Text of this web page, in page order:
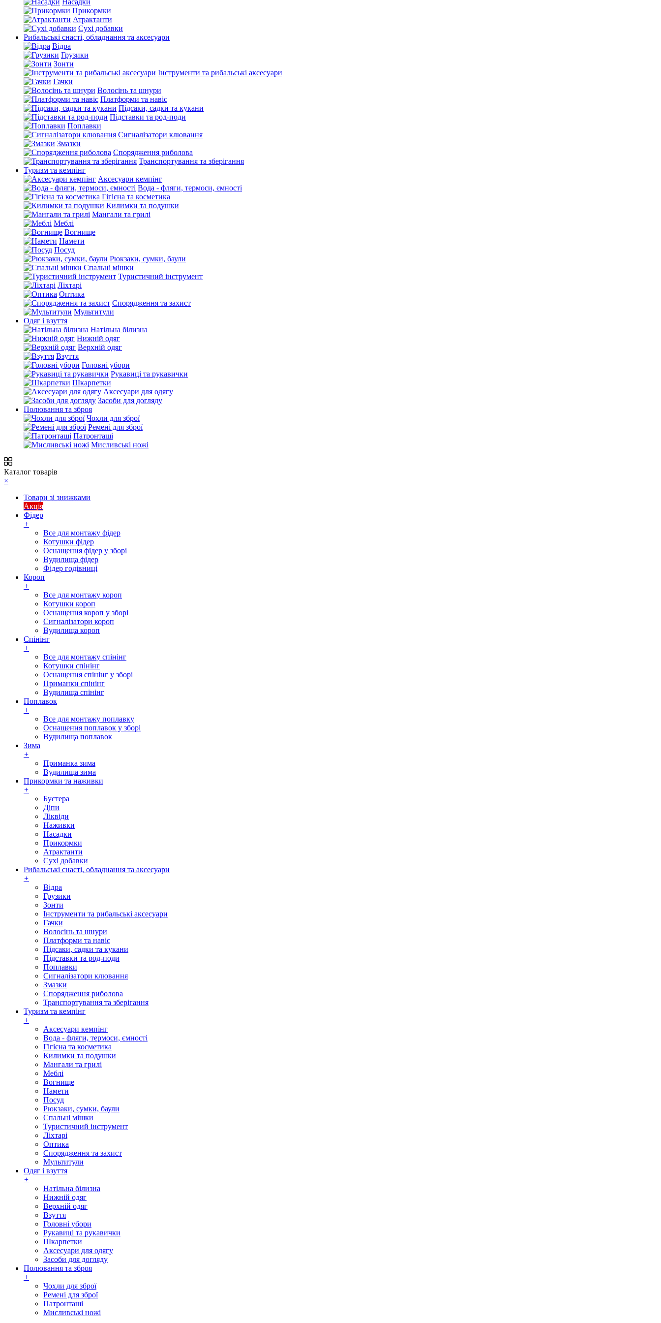
Насадки
Прикормки
Атрактанти
Сухі добавки
Рибальські снасті, обладнання та аксесуари
Відра
Грузики
Зонти
Інструменти та рибальські аксесуари
Гачки
Волосінь та шнури
Платформи та навіс
Підсаки, садки та кукани
Підставки та род-поди
Поплавки
Сигналізатори клювання
Змазки
Спорядження риболова
Транспортування та зберігання
Туризм та кемпінг
Аксесуари кемпінг
Вода - фляги, термоси, ємності
Гігієна та косметика
Килимки та подушки
Мангали та грилі
Меблі
Вогнище
Намети
Посуд
Рюкзаки, сумки, баули
Спальні мішки
Туристичний інструмент
Ліхтарі
Оптика
Спорядження та захист
Мультитули
Одяг і взуття
Натільна білизна
Нижній одяг
Верхній одяг
Взуття
Головні убори
Рукавиці та рукавички
Шкарпетки
Аксесуари для одягу
Засоби для догляду
Полювання та зброя
Чохли для зброї
Ремені для зброї
Патронташі
Мисливські ножі
Каталог товарів
×
Товари зі знижками
Акція
Фідер
+
Все для монтажу фідер
Котушки фідер
Оснащення фідер у зборі
Вудилища фідер
Фідер годівниці
Короп
+
Все для монтажу короп
Котушки короп
Оснащення короп у зборі
Сигналізатори короп
Вудилища короп
Спінінг
+
Все для монтажу спінінг
Котушки спінінг
Оснащення спінінг у зборі
Приманки спінінг
Вудилища спінінг
Поплавок
+
Все для монтажу поплавку
Оснащення поплавок у зборі
Вудилища поплавок
Зима
+
Приманка зима
Вудилища зима
Прикормки та наживки
+
Бустера
Діпи
Ліквіди
Наживки
Насадки
Прикормки
Атрактанти
Сухі добавки
Рибальські снасті, обладнання та аксесуари
+
Відра
Грузики
Зонти
Інструменти та рибальські аксесуари
Гачки
Волосінь та шнури
Платформи та навіс
Підсаки, садки та кукани
Підставки та род-поди
Поплавки
Сигналізатори клювання
Змазки
Спорядження риболова
Транспортування та зберігання
Туризм та кемпінг
+
Аксесуари кемпінг
Вода - фляги, термоси, ємності
Гігієна та косметика
Килимки та подушки
Мангали та грилі
Меблі
Вогнище
Намети
Посуд
Рюкзаки, сумки, баули
Спальні мішки
Туристичний інструмент
Ліхтарі
Оптика
Спорядження та захист
Мультитули
Одяг і взуття
+
Натільна білизна
Нижній одяг
Верхній одяг
Взуття
Головні убори
Рукавиці та рукавички
Шкарпетки
Аксесуари для одягу
Засоби для догляду
Полювання та зброя
+
Чохли для зброї
Ремені для зброї
Патронташі
Мисливські ножі